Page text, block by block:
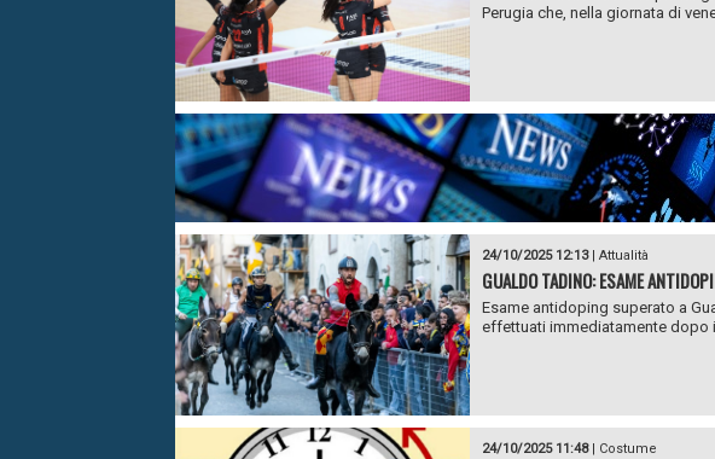
Perugia che, nella giornata di
24/10/2025 12:13| Attualità
GUALDO TADINO: ESAME
Esame antidoping superato a
effettuati immediatamente dopo
24/10/2025 11:48| Costume